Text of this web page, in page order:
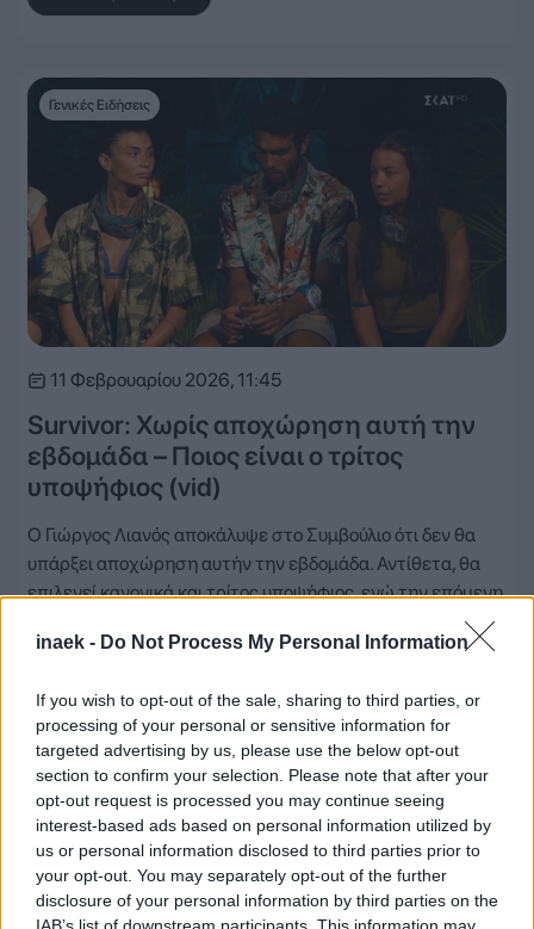
inaek - Do Not Process My Personal Information
If you wish to opt-out of the sale, sharing to third parties, or
processing of your personal or sensitive information for
targeted advertising by us, please use the below opt-out
section to confirm your selection. Please note that after your
opt-out request is processed you may continue seeing
interest-based ads based on personal information utilized by
us or personal information disclosed to third parties prior to
your opt-out. You may separately opt-out of the further
disclosure of your personal information by third parties on the
Γενικές Ειδήσεις
11 Φεβρουαρίου 2026, 11:45
Survivor: Χωρίς αποχώρηση αυτή την
εβδομάδα – Ποιος είναι ο τρίτος
υποψήφιος (vid)
Ο Γιώργος Λιανός αποκάλυψε στο Συμβούλιο ότι δεν θα
υπάρξει αποχώρηση αυτήν την εβδομάδα. Αντίθετα, θα
επιλεγεί κανονικά και τρίτος υποψήφιος, ενώ την επόμενη
εβδομάδα – όταν συμπληρωθούν συνολικά έξι υποψήφιοι –
θα πραγματοποιηθεί η διαδικασία της αποχώρησης. Ήδη
έχουν αναδείξει…
Δείτε Περισσότερα